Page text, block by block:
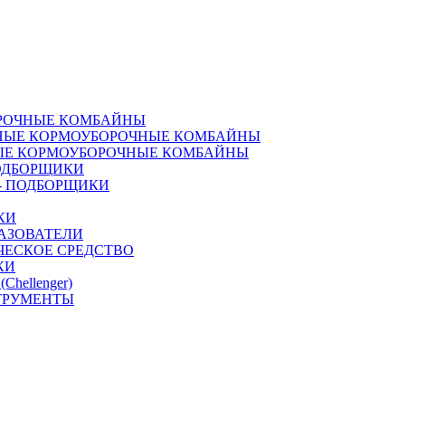
КОМБАЙНЫ
КОРМОУБОРОЧНЫЕ КОМБАЙНЫ
КОРМОУБОРОЧНЫЕ КОМБАЙНЫ
ПОДБОРЩИКИ
СРЕДСТВО